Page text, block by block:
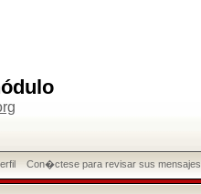
Con�ctese para revisar sus mensajes